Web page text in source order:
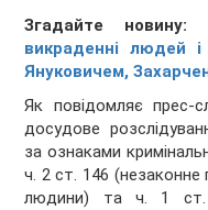
Згадайте новину:
викраденні людей
Януковичем,
Як повідомляє прес-
досудове
за ознаками
ч. 2 ст. 146 (незаконне
людини) та ч. 1 ст.